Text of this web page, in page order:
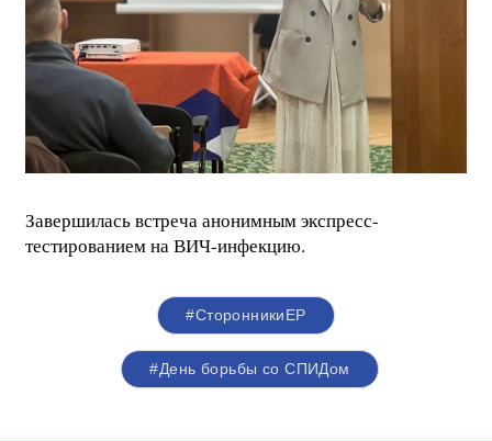
Завершилась встреча анонимным экспресс-
тестированием на ВИЧ-инфекцию.
#СторонникиЕР
#День борьбы со СПИДом